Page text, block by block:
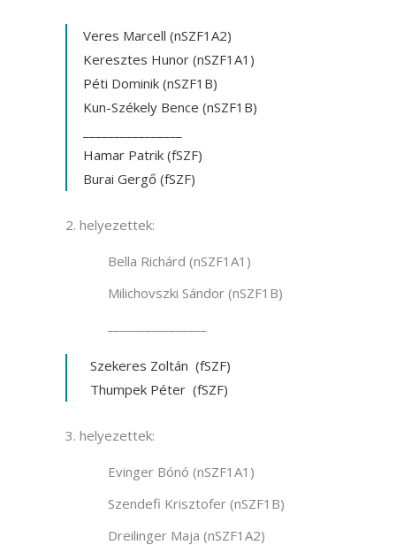
Veres Marcell (nSZF1A2)
Keresztes Hunor (nSZF1A1)
Péti Dominik (nSZF1B)
Kun-Székely Bence (nSZF1B)
Hamar Patrik (fSZF)
Burai Gergő (fSZF)
helyezettek:
Bella Richárd (nSZF1A1)
Milichovszki Sándor (nSZF1B)
Szekeres Zoltán (fSZF)
Thumpek Péter (fSZF)
helyezettek:
Evinger Bónó (nSZF1A1)
Szendefi Krisztofer (nSZF1B)
Dreilinger Maja (nSZF1A2)